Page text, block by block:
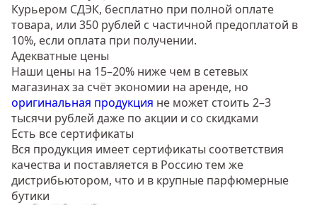
Курьером СДЭК, бесплатно при полной оплате
товара, или 350 рублей с частичной предоплатой в
10%, если оплата при получении.
Адекватные цены
Наши цены на 15–20% ниже чем в сетевых
магазинах за счёт экономии на аренде, но
оригинальная продукция не может стоить 2–3
тысячи рублей даже по акции и со скидками
Есть все сертификаты
Вся продукция имеет сертификаты соответствия
качества и поставляется в Россию тем же
дистрибьютором, что и в крупные парфюмерные
бутики